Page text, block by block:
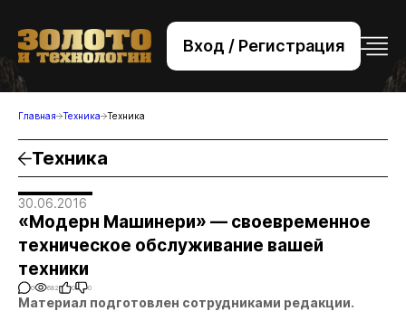
Вход / Регистрация
+7 (495) 221-76-32
bsv@zolteh.ru
Главная Техника Техника
Техника
30.06.2016
«Модерн Машинери» — своевременное
техническое обслуживание вашей
техники
0 682 0 0
Материал подготовлен сотрудниками редакции.